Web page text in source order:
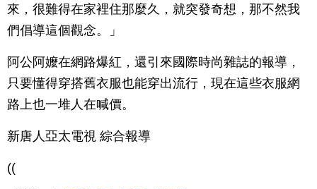
來，很難得在家裡住那麼久，就突發奇想，那不然我
們倡導這個觀念。」
阿公阿嬤在網路爆紅，還引來國際時尚雜誌的報導，
只要懂得穿搭舊衣服也能穿出流行，現在這些衣服網
路上也一堆人在喊價。
新唐人亞太電視 綜合報導
((